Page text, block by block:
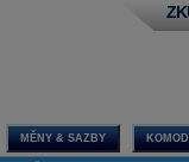
MĚNY & SAZBY